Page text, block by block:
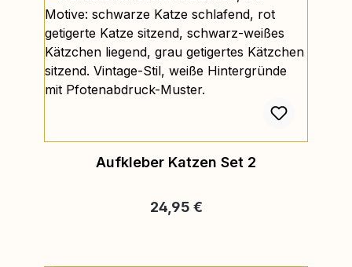
Aufkleber Katzen Set 2
Regulärer Preis:
24,95 €